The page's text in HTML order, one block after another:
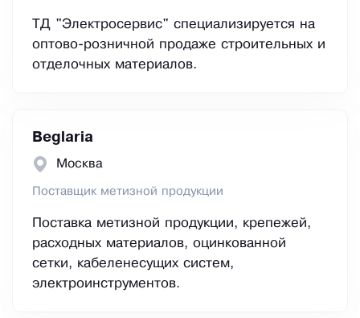
ТД "Электросервис" специализируется на
оптово-розничной продаже строительных и
отделочных материалов.
Beglaria
Москва
Поставщик метизной продукции
Поставка метизной продукции, крепежей,
расходных материалов, оцинкованной
сетки, кабеленесущих систем,
электроинструментов.